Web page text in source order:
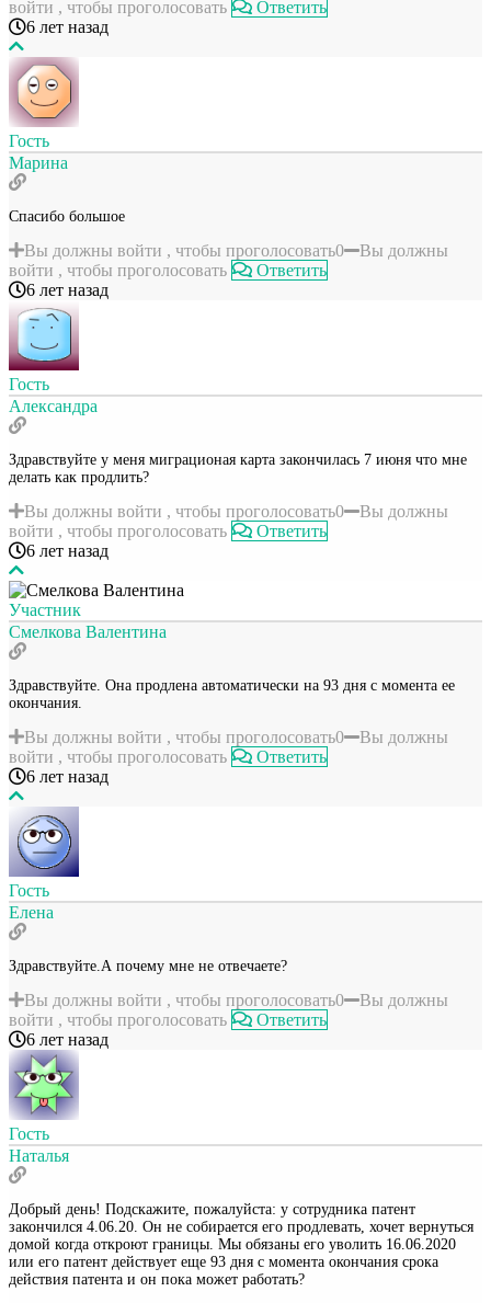
войти , чтобы проголосовать
Ответить
6 лет назад
Гость
Марина
Спасибо большое
Вы должны войти , чтобы проголосовать0
Вы должны
войти , чтобы проголосовать
Ответить
6 лет назад
Гость
Александра
Здравствуйте у меня миграционая карта закончилась 7 июня что мне
делать как продлить?
Вы должны войти , чтобы проголосовать0
Вы должны
войти , чтобы проголосовать
Ответить
6 лет назад
Участник
Смелкова Валентина
Здравствуйте. Она продлена автоматически на 93 дня с момента ее
окончания.
Вы должны войти , чтобы проголосовать0
Вы должны
войти , чтобы проголосовать
Ответить
6 лет назад
Гость
Елена
Здравствуйте.А почему мне не отвечаете?
Вы должны войти , чтобы проголосовать0
Вы должны
войти , чтобы проголосовать
Ответить
6 лет назад
Гость
Наталья
Добрый день! Подскажите, пожалуйста: у сотрудника патент
закончился 4.06.20. Он не собирается его продлевать, хочет вернуться
домой когда откроют границы. Мы обязаны его уволить 16.06.2020
или его патент действует еще 93 дня с момента окончания срока
действия патента и он пока может работать?